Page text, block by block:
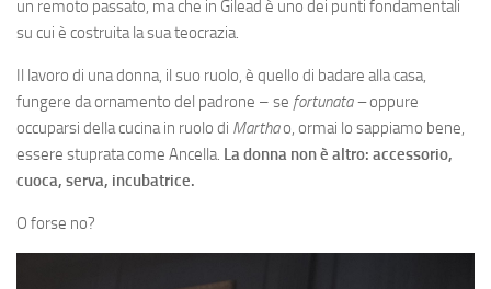
un remoto passato, ma che in Gilead è uno dei punti fondamentali
su cui è costruita la sua teocrazia.
Il lavoro di una donna, il suo ruolo, è quello di badare alla casa,
fungere da ornamento del padrone – se fortunata –oppure
occuparsi della cucina in ruolo di Marthao, ormai lo sappiamo bene,
essere stuprata come Ancella. La donna non è altro: accessorio,
cuoca, serva, incubatrice.
O forse no?